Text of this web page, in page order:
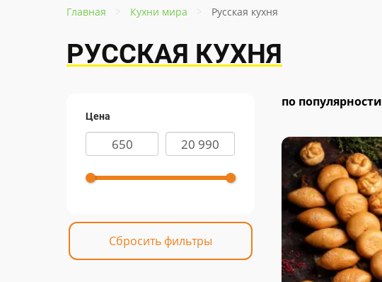
Главная Кухни мира Русская кухня
РУССКАЯ КУХНЯ
Цена
Сбросить фильтры
по популярности